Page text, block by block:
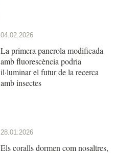
04.02.2026
La primera panerola modificada
amb fluorescència podria
il·luminar el futur de la recerca
amb insectes
28.01.2026
Els coralls dormen com nosaltres,